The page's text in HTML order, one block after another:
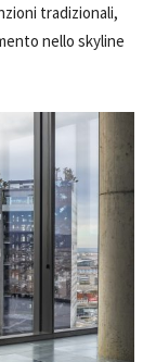
tradizionali,
nello skyline